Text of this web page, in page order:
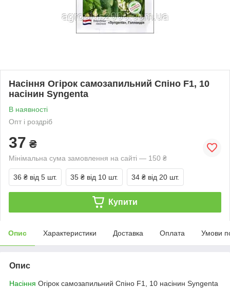
Насіння Огірок самозапильний Спіно F1, 10
насінин Syngenta
В наявності
Опт і роздріб
37 ₴
Мінімальна сума замовлення на сайті — 150 ₴
36 ₴ від 5 шт. 35 ₴ від 10 шт. 34 ₴ від 20 шт.
Купити
Опис Характеристики Доставка Оплата Умови
Опис
Насіння Огірок самозапильний Спіно F1, 10 насінин Syngenta